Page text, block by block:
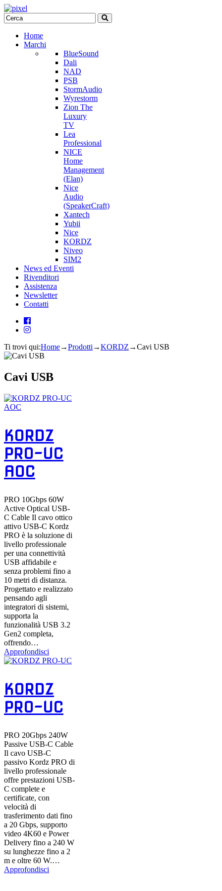
Home
Marchi
BlueSound
Dali
NAD
PSB
StormAudio
Wyrestorm
Zion The
Luxury
TV
Lea
Professional
NICE
Home
Management
(Elan)
Nice
Audio
(SpeakerCraft)
Xantech
Yubii
Nice
KORDZ
Niveo
SIM2
News ed Eventi
Rivenditori
Assistenza
Newsletter
Contatti
Ti trovi qui:Home→Prodotti →KORDZ →Cavi USB
Cavi USB
KORDZ
PRO-UC
AOC
PRO 10Gbps 60W
Active Optical USB-
C Cable Il cavo ottico
attivo USB-C Kordz
PRO è la soluzione di
livello professionale
per una connettività
USB affidabile e
senza problemi fino a
10 metri di distanza.
Progettato e realizzato
pensando agli
integratori di sistemi,
supporta la
funzionalità USB 3.2
Gen2 completa,
offrendo…
Approfondisci
KORDZ
PRO-UC
PRO 20Gbps 240W
Passive USB-C Cable
Il cavo USB-C
passivo Kordz PRO di
livello professionale
offre prestazioni USB-
C complete e
certificate, con
velocità di
trasferimento dati fino
a 20 Gbps, supporto
video 4K60 e Power
Delivery fino a 240 W
su lunghezze fino a 2
m e oltre 60 W.…
Approfondisci